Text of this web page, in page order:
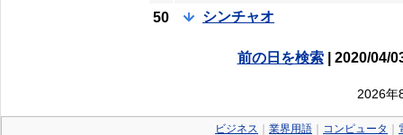
50
シンチャオ
前の日を検索| 2020/04/
2026年
ビジネス 業界用語 コンピュータ